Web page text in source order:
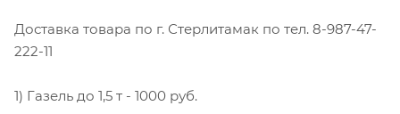
Доставка товара по г. Стерлитамак по тел. 8-987-47-
222-11
1) Газель до 1,5 т - 1000 руб.